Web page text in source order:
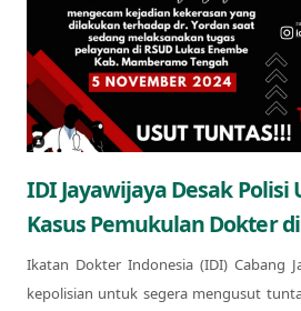
IDI Jayawijaya Desak Polisi
Kasus Pemukulan Dokter
Ikatan Dokter Indonesia (IDI) Cabang
kepolisian untuk segera mengusut